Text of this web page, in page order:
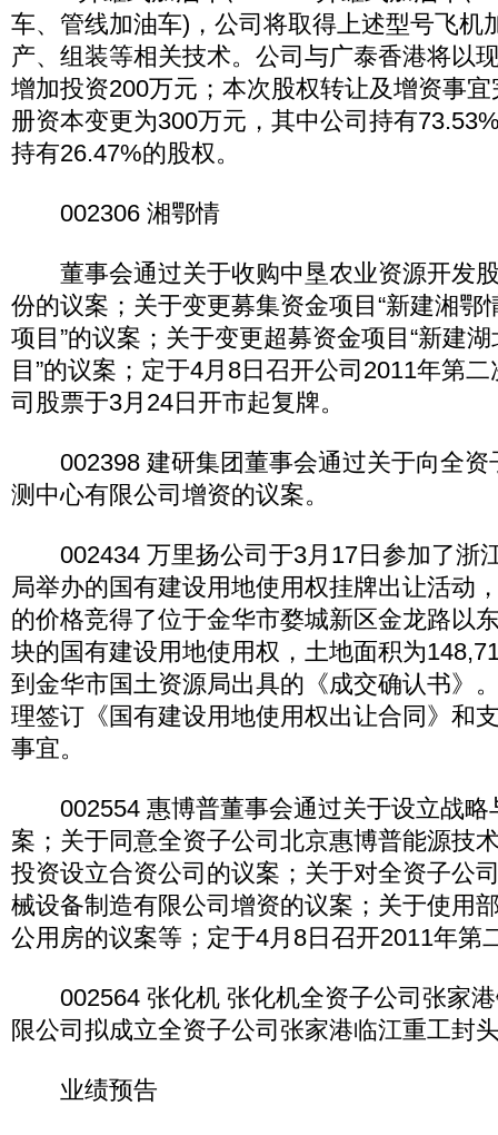
车、管线加油车)，公司将取得上述型号飞机
产、组装等相关技术。公司与广泰香港将以
增加投资200万元；本次股权转让及增资事
册资本变更为300万元，其中公司持有
持有26.47%的股权。
002306 湘鄂情
董事会通过关于收购中垦农业资源开发
份的议案；关于变更募集资金项目“新建湘鄂
项目”的议案；关于变更超募资金项目“新建
目”的议案；定于4月8日召开公司2011年第
司股票于3月24日开市起复牌。
002398 建研集团董事会通过关于向全资
测中心有限公司增资的议案。
002434 万里扬公司于3月17日参加了浙
局举办的国有建设用地使用权挂牌出让活动
的价格竞得了位于金华市婺城新区金龙路以
块的国有建设用地使用权，土地面积为
到金华市国土资源局出具的《成交确认书》
理签订《国有建设用地使用权出让合同》和
事宜。
002554 惠博普董事会通过关于设立战略
案；关于同意全资子公司北京惠博普能源技
投资设立合资公司的议案；关于对全资子公
械设备制造有限公司增资的议案；关于使用
公用房的议案等；定于4月8日召开2011年第
002564 张化机 张化机全资子公司张家港
限公司拟成立全资子公司张家港临江重工封
业绩预告